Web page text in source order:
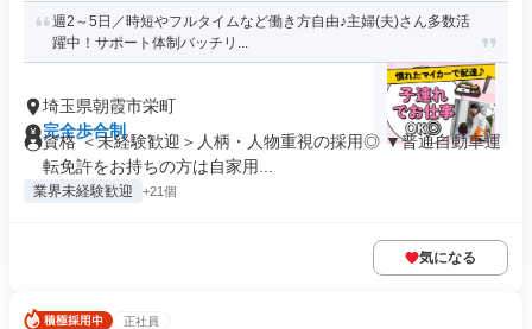
週2～5日／時短やフルタイムなど働き方自由♪主婦(夫)さん多数活
躍中！サポート体制バッチリ...
埼玉県朝霞市栄町
完全歩合制
資格 ＜未経験歓迎＞人柄・人物重視の採用◎ ▼普通自動車運
転免許をお持ちの方は自家用...
業界未経験歓迎 +21個
気になる
正社員